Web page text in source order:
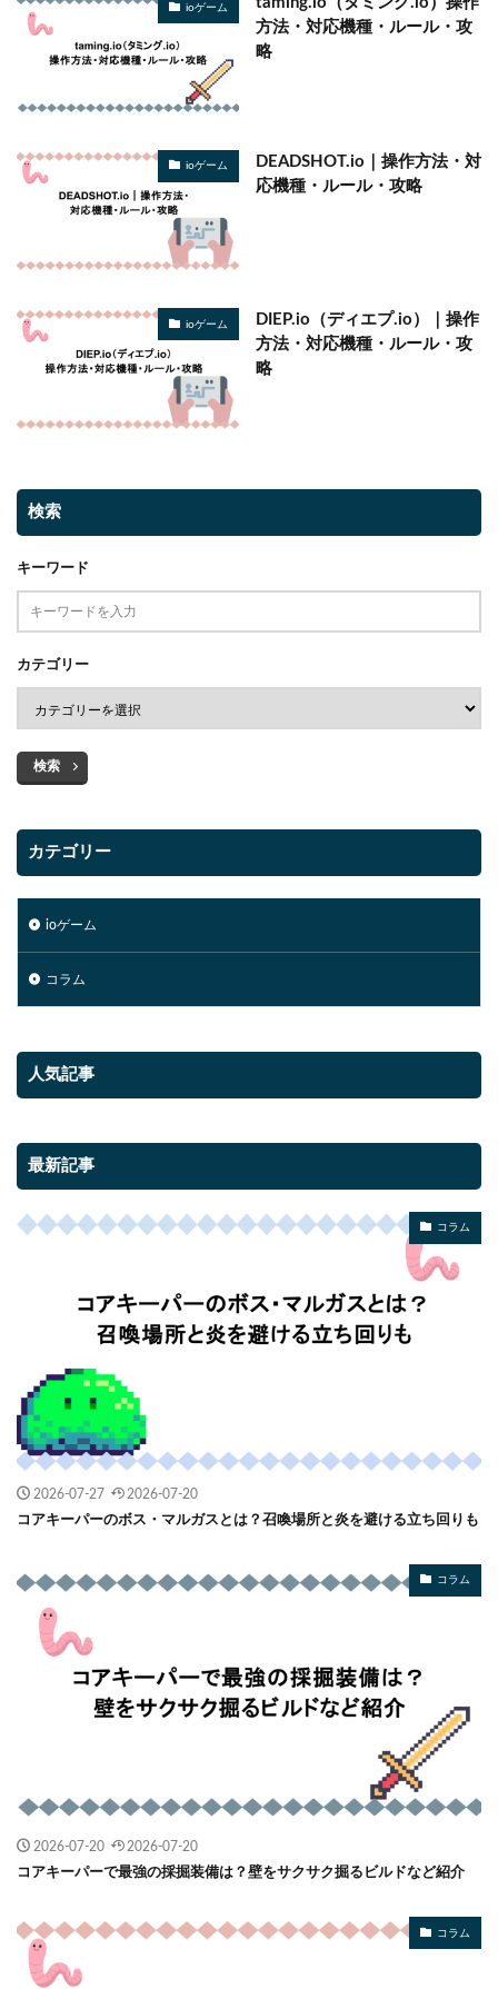
ioゲーム
方法・対応機種・ルール・攻
略
ioゲーム
DEADSHOT.io｜操作方法・対
応機種・ルール・攻略
ioゲーム
DIEP.io（ディエプ.io）｜操作
方法・対応機種・ルール・攻
略
検索
キーワード
カテゴリー
検索
カテゴリー
ioゲーム
コラム
人気記事
最新記事
コラム
2026-07-27 2026-07-20
コアキーパーのボス・マルガスとは？召喚場所と炎を避ける立ち回りも
コラム
2026-07-20 2026-07-20
コアキーパーで最強の採掘装備は？壁をサクサク掘るビルドなど紹介
コラム